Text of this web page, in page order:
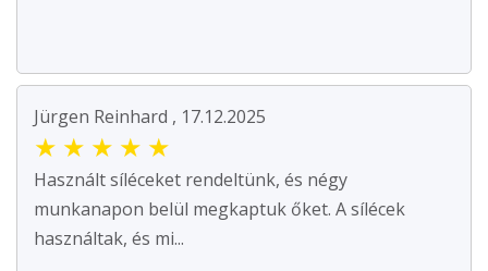
Jürgen Reinhard , 17.12.2025
★ ★ ★ ★ ★
Használt síléceket rendeltünk, és négy
munkanapon belül megkaptuk őket. A sílécek
használtak, és mi...